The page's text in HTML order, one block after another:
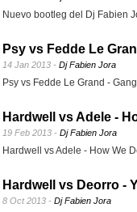
Nuevo bootleg del Dj Fabien
Psy vs Fedde Le
14 Jan 2013 - Dj Fabien Jora
Psy vs Fedde Le Grand -
Hardwell vs Adele -
19 Feb 2013 - Dj Fabien Jora
Hardwell vs Adele - How We
Hardwell vs Deorro -
8 Oct 2013 - Dj Fabien Jora